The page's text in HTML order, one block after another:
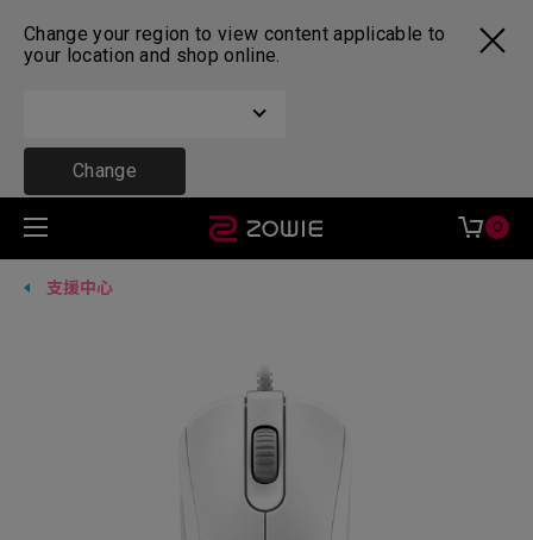
Change your region to view content applicable to
your location and shop online.
Change
0
支援中心